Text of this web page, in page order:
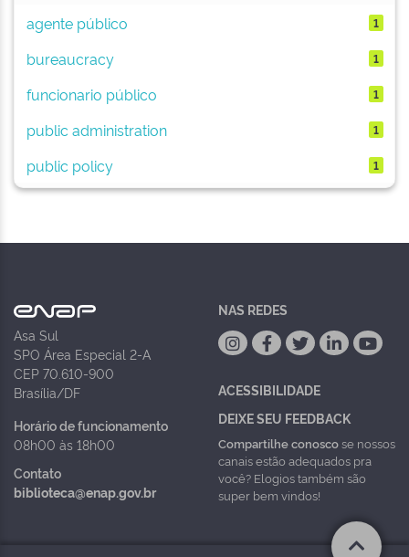
agente público
1
bureaucracy 1
funcionario público 1
public administration 1
public policy 1
Asa Sul
SPO Área Especial 2-A
CEP 70.610-900
Brasília/DF
Horário de funcionamento
08h00 às 18h00
Contato
biblioteca@enap.gov.br
NAS REDES
ACESSIBILIDADE
DEIXE SEU FEEDBACK
Compartilhe conoscose nossos
canais estão adequados pra
você? Elogios também são
super bem vindos!